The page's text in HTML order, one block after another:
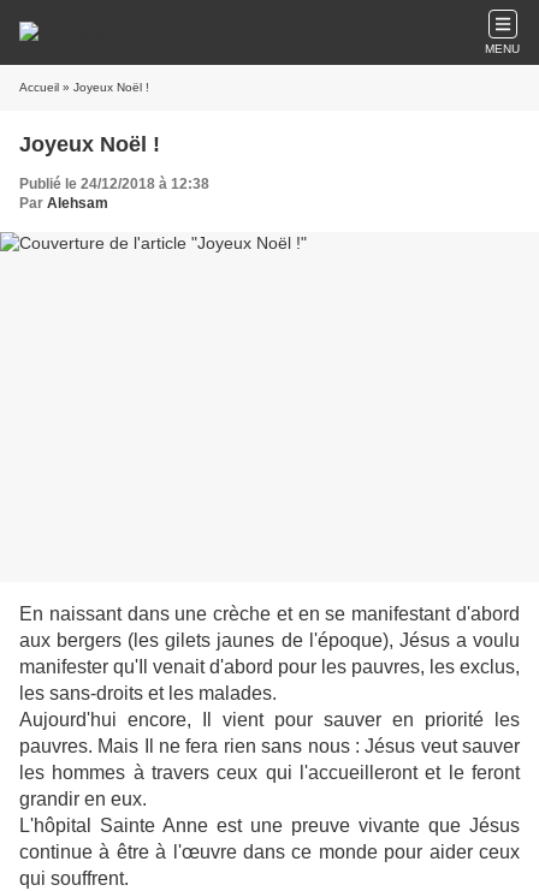
MENU
Accueil » Joyeux Noël !
Joyeux Noël !
Publié le 24/12/2018 à 12:38
Par Alehsam
En naissant dans une crèche et en se manifestant d'abord
aux bergers (les gilets jaunes de l'époque), Jésus a voulu
manifester qu'Il venait d'abord pour les pauvres, les exclus,
les sans-droits et les malades.
Aujourd'hui encore, Il vient pour sauver en priorité les
pauvres. Mais Il ne fera rien sans nous : Jésus veut sauver
les hommes à travers ceux qui l'accueilleront et le feront
grandir en eux.
L'hôpital Sainte Anne est une preuve vivante que Jésus
continue à être à l'œuvre dans ce monde pour aider ceux
qui souffrent.